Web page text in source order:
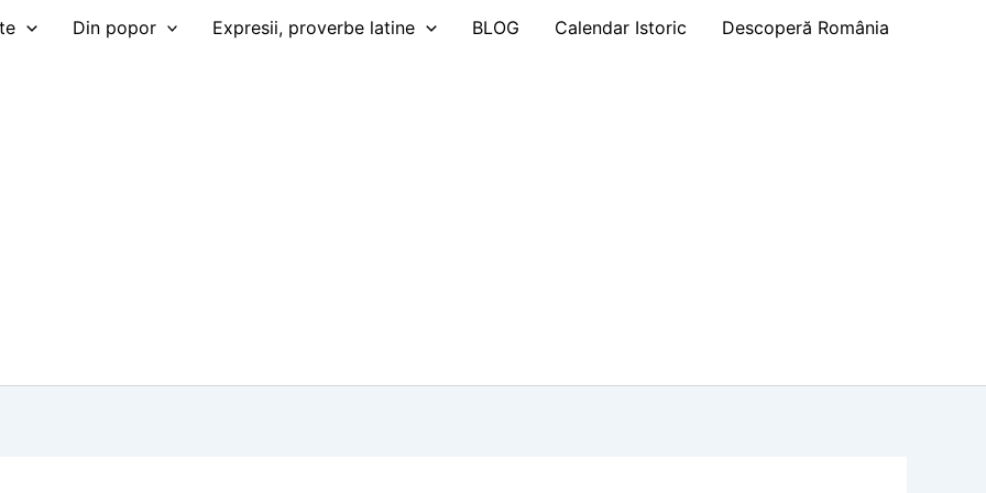
Din popor Expresii, proverbe latine BLOG Calendar Istoric Descoperă România